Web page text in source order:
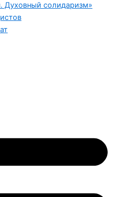
Духовный солидаризм»